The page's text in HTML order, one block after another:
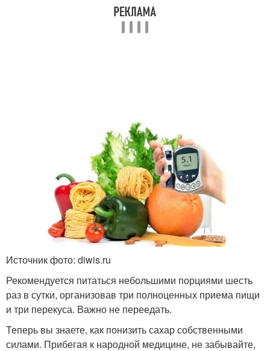
Источник фото: diwis.ru
Рекомендуется питаться небольшими порциями шесть
раз в сутки, организовав три полноценных приема пищи
и три перекуса. Важно не переедать.
Теперь вы знаете, как понизить сахар собственными
силами. Прибегая к народной медицине, не забывайте,